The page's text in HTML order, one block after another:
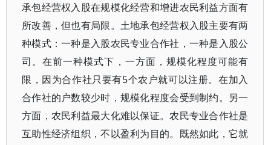
承包经营权入股在规模化经营和增进农民利益方面有
所改善，但也有局限。土地承包经营权入股主要有两
种模式：一种是入股农民专业合作社，一种是入股公
司。在前一种模式下，一方面，规模化程度可能有
限，因为合作社只要有5个农户就可以注册。在加入
合作社的户数较少时，规模化程度会受到制约。另一
方面，农民利益最大化难以保证。农民专业合作社是
互助性经济组织，不以盈利为目的。既然如此，它就